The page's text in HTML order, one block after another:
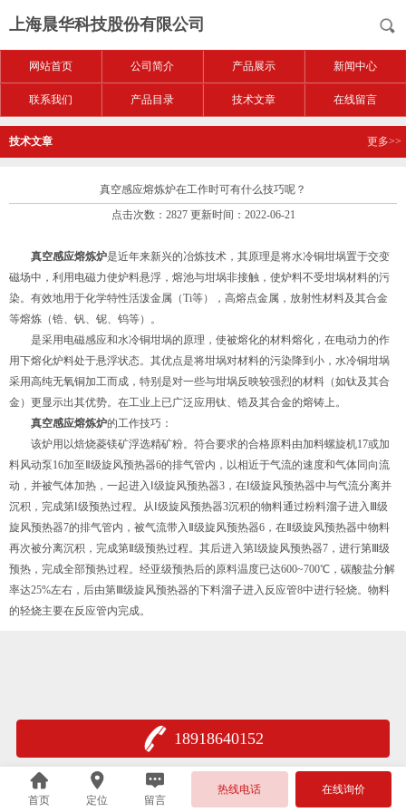
上海晨华科技股份有限公司
网站首页 公司简介 产品展示 新闻中心
联系我们 产品目录 技术文章 在线留言
技术文章 更多>>
真空感应熔炼炉在工作时可有什么技巧呢？
点击次数：2827 更新时间：2022-06-21
真空感应熔炼炉是近年来新兴的冶炼技术，其原理是将水冷铜坩埚置于交变
磁场中，利用电磁力使炉料悬浮，熔池与坩埚非接触，使炉料不受坩埚材料的污
染。有效地用于化学特性活泼金属（Ti等），高熔点金属，放射性材料及其合金
等熔炼（锆、钒、铌、钨等）。
是采用电磁感应和水冷铜坩埚的原理，使被熔化的材料熔化，在电动力的作
用下熔化炉料处于悬浮状态。其优点是将坩埚对材料的污染降到小，水冷铜坩埚
采用高纯无氧铜加工而成，特别是对一些与坩埚反映较强烈的材料（如钛及其合
金）更显示出其优势。在工业上已广泛应用钛、锆及其合金的熔铸上。
真空感应熔炼炉的工作技巧：
该炉用以焙烧菱镁矿浮选精矿粉。符合要求的合格原料由加料螺旋机17或加
料风动泵16加至Ⅱ级旋风预热器6的排气管内，以相近于气流的速度和气体同向流
动，并被气体加热，一起进入Ⅰ级旋风预热器3，在Ⅰ级旋风预热器中与气流分离并
沉积，完成第Ⅰ级预热过程。从Ⅰ级旋风预热器3沉积的物料通过粉料溜子进入Ⅲ级
旋风预热器7的排气管内，被气流带入Ⅱ级旋风预热器6，在Ⅱ级旋风预热器中物料
再次被分离沉积，完成第Ⅱ级预热过程。其后进入第I级旋风预热器7，进行第Ⅲ级
预热，完成全部预热过程。经亚级预热后的原料温度已达600~700℃，碳酸盐分解
率达25%左右，后由第Ⅲ级旋风预热器的下料溜子进入反应管8中进行轻烧。物料
的轻烧主要在反应管内完成。
18918640152
首页 定位 留言
热线电话 在线询价